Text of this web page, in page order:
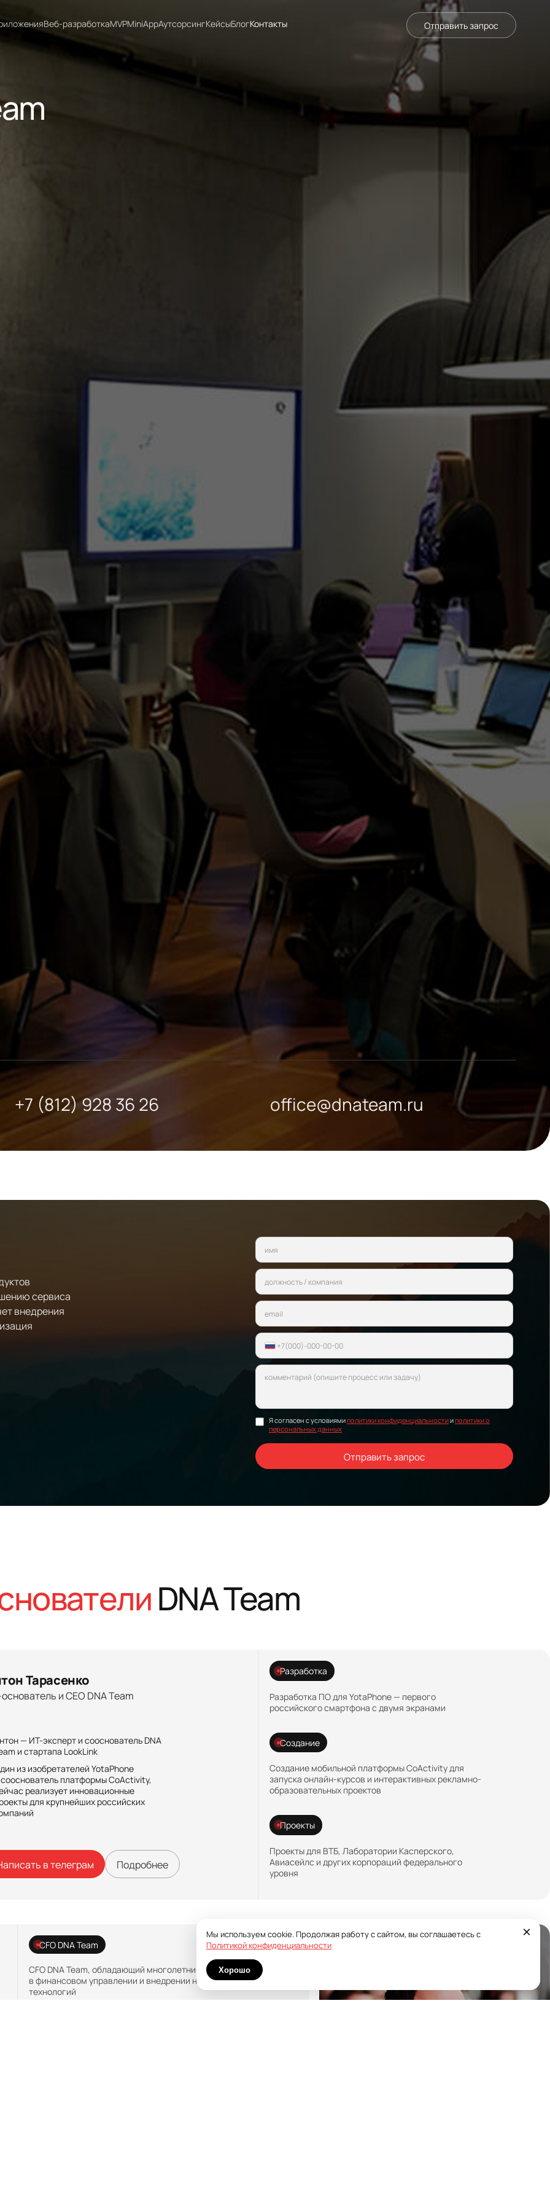
Веб-разработкаMVPMiniAppАутсорсингКейсыБлогКонтакты Отправить запрос
+7 (812) 928 36 26 office@dnateam.ru
сервиса
внедрения
Я согласен с условиямиполитики конфиденциальностииполитики о
персональных данных
Отправить запрос
DNA Team
Тарасенко
и CEO DNA Team
— ИТ-эксперт и сооснователь DNA
и стартапа LookLink
из изобретателей YotaPhone
платформы CoActivity,
реализует инновационные
для крупнейших российских
в телеграм Подробнее
Разработка
Разработка ПО для YotaPhone — первого
российского смартфона с двумя экранами
Создание
Создание мобильной платформы CoActivity для
запуска онлайн-курсов и интерактивных рекламно-
образовательных проектов
Проекты
Проекты для ВТБ, Лаборатории Касперского,
Авиасейлс и других корпораций федерального
уровня
CFO DNA Team
CFO DNA Team, обладающий многолетним опытом
в финансовом управлении и внедрении новых
технологий
×
Мы используем cookie. Продолжая работу с сайтом, вы соглашаетесь с
Политикой конфиденциальности
Хорошо